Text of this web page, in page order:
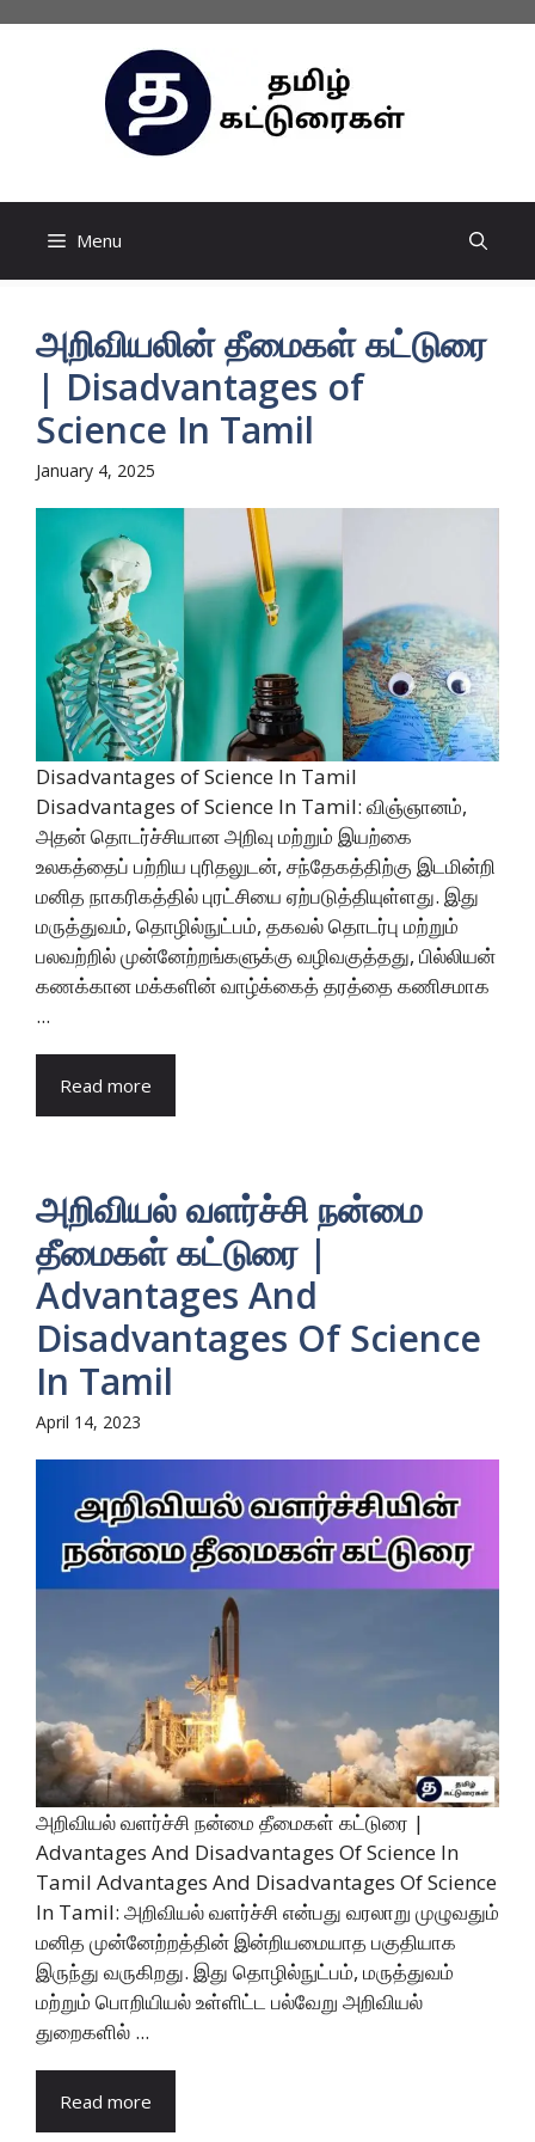
Menu
அறிவியலின் தீமைகள் கட்டுரை
| Disadvantages of
Science In Tamil
January 4, 2025
Disadvantages of Science In Tamil
Disadvantages of Science In Tamil: விஞ்ஞானம்,
அதன் தொடர்ச்சியான அறிவு மற்றும் இயற்கை
உலகத்தைப் பற்றிய புரிதலுடன், சந்தேகத்திற்கு இடமின்றி
மனித நாகரிகத்தில் புரட்சியை ஏற்படுத்தியுள்ளது. இது
மருத்துவம், தொழில்நுட்பம், தகவல் தொடர்பு மற்றும்
பலவற்றில் முன்னேற்றங்களுக்கு வழிவகுத்தது, பில்லியன்
கணக்கான மக்களின் வாழ்க்கைத் தரத்தை கணிசமாக
...
Read more
அறிவியல் வளர்ச்சி நன்மை
தீமைகள் கட்டுரை |
Advantages And
Disadvantages Of Science
In Tamil
April 14, 2023
அறிவியல் வளர்ச்சி நன்மை தீமைகள் கட்டுரை |
Advantages And Disadvantages Of Science In
Tamil Advantages And Disadvantages Of Science
In Tamil: அறிவியல் வளர்ச்சி என்பது வரலாறு முழுவதும்
மனித முன்னேற்றத்தின் இன்றியமையாத பகுதியாக
இருந்து வருகிறது. இது தொழில்நுட்பம், மருத்துவம்
மற்றும் பொறியியல் உள்ளிட்ட பல்வேறு அறிவியல்
துறைகளில் ...
Read more